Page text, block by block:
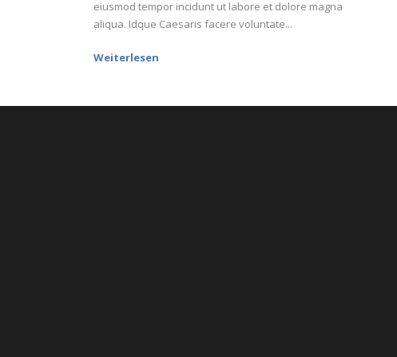
eiusmod tempor incidunt ut labore et dolore magna
aliqua. Idque Caesaris facere voluntate...
Weiterlesen